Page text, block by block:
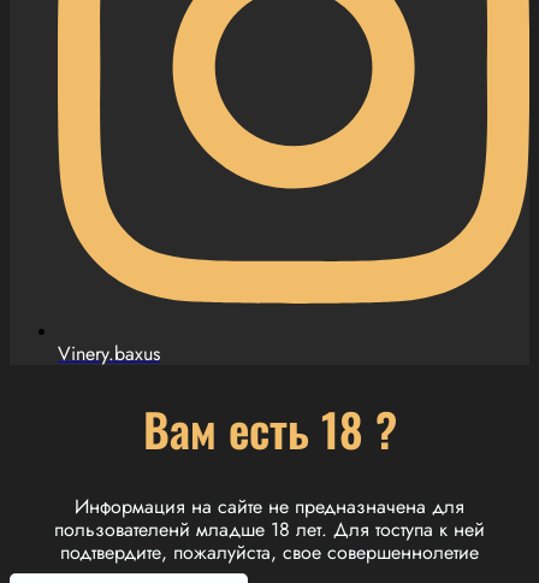
Vinery.baxus
Вам есть 18 ?
Информация на сайте не предназначена для
пользователенй младше 18 лет. Для тоступа к ней
подтвердите, пожалуйста, свое совершеннолетие